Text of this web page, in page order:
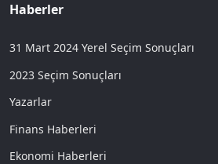
Haberler
31 Mart 2024 Yerel Seçim Sonuçları
2023 Seçim Sonuçları
Yazarlar
Finans Haberleri
Ekonomi Haberleri